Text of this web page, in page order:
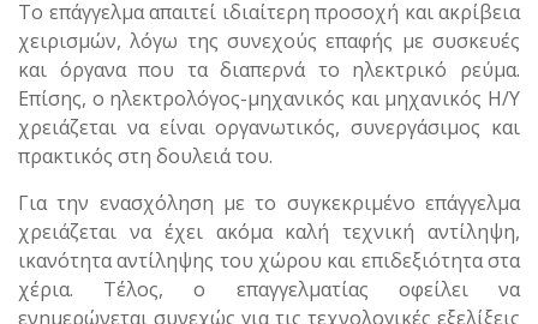
Το επάγγελμα απαιτεί ιδιαίτερη προσοχή και ακρίβεια
χειρισμών, λόγω της συνεχούς επαφής με συσκευές
και όργανα που τα διαπερνά το ηλεκτρικό ρεύμα.
Επίσης, ο ηλεκτρολόγος-μηχανικός και μηχανικός Η/Υ
χρειάζεται να είναι οργανωτικός, συνεργάσιμος και
πρακτικός στη δουλειά του.
Για την ενασχόληση με το συγκεκριμένο επάγγελμα
χρειάζεται να έχει ακόμα καλή τεχνική αντίληψη,
ικανότητα αντίληψης του χώρου και επιδεξιότητα στα
χέρια. Τέλος, ο επαγγελματίας οφείλει να
ενημερώνεται συνεχώς για τις τεχνολογικές εξελίξεις